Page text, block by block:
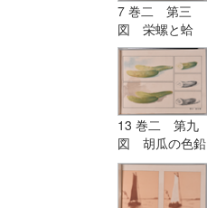
7 巻二 第三
図 栄螺と蛤
（鉛筆及び毛筆
練習）
13 巻二 第九
図 胡瓜の色鉛
筆画・鉛筆画・
水彩画及びペン
画